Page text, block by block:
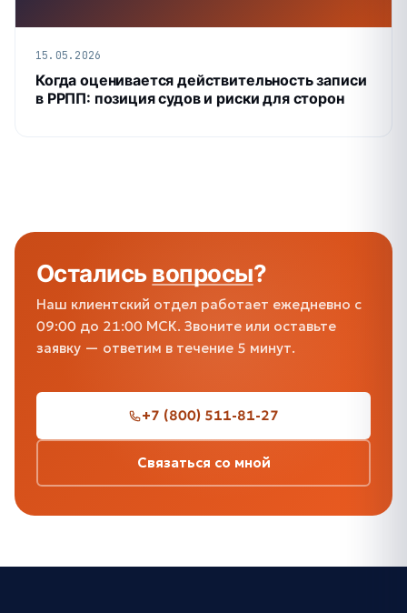
15.05.2026
Когда оценивается действительность записи
в РРПП: позиция судов и риски для сторон
Осталисьвопросы?
Наш клиентский отдел работает ежедневно с
09:00 до 21:00 МСК. Звоните или оставьте
заявку — ответим в течение 5 минут.
+7 (800) 511-81-27
Связаться со мной